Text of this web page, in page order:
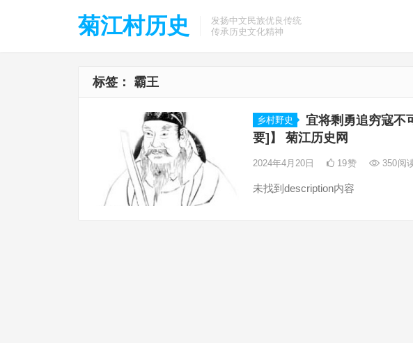
菊江村历史
发扬中文民族优良传统
传承历史文化精神
标签： 霸王
乡村野史
宜将剩勇追穷寇不
要]】 菊江历史网
2024年4月20日 19赞 350阅
未找到description内容